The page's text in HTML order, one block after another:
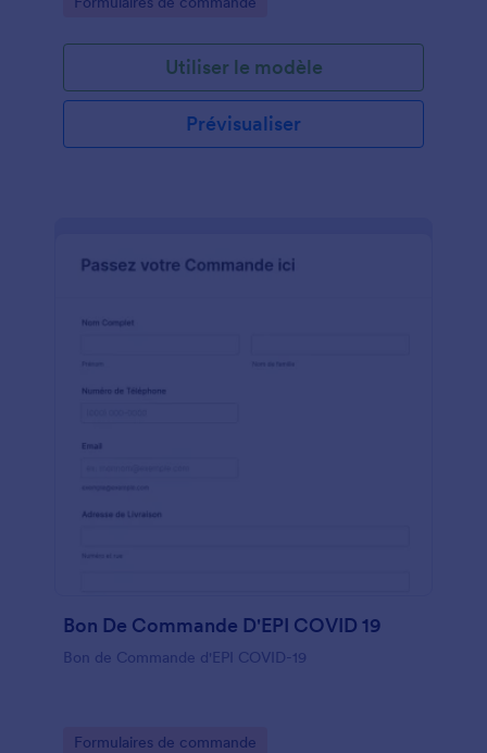
Utiliser le modèle
Prévisualiser
Bon De Commande D'EPI COVID 19
Bon de Commande d'EPI COVID-19
Go to Category:
Formulaires de commande